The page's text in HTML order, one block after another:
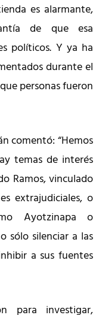
es alarmante,
de que esa
políticos. Y ya ha
durante el
personas fueron
comentó: “Hemos
temas de interés
Ramos, vinculado
extrajudiciales, o
Ayotzinapa o
sólo silenciar a las
a sus fuentes
para investigar,